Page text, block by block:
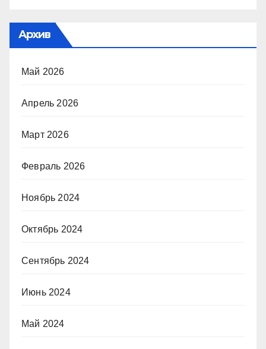
Архив
Май 2026
Апрель 2026
Март 2026
Февраль 2026
Ноябрь 2024
Октябрь 2024
Сентябрь 2024
Июнь 2024
Май 2024